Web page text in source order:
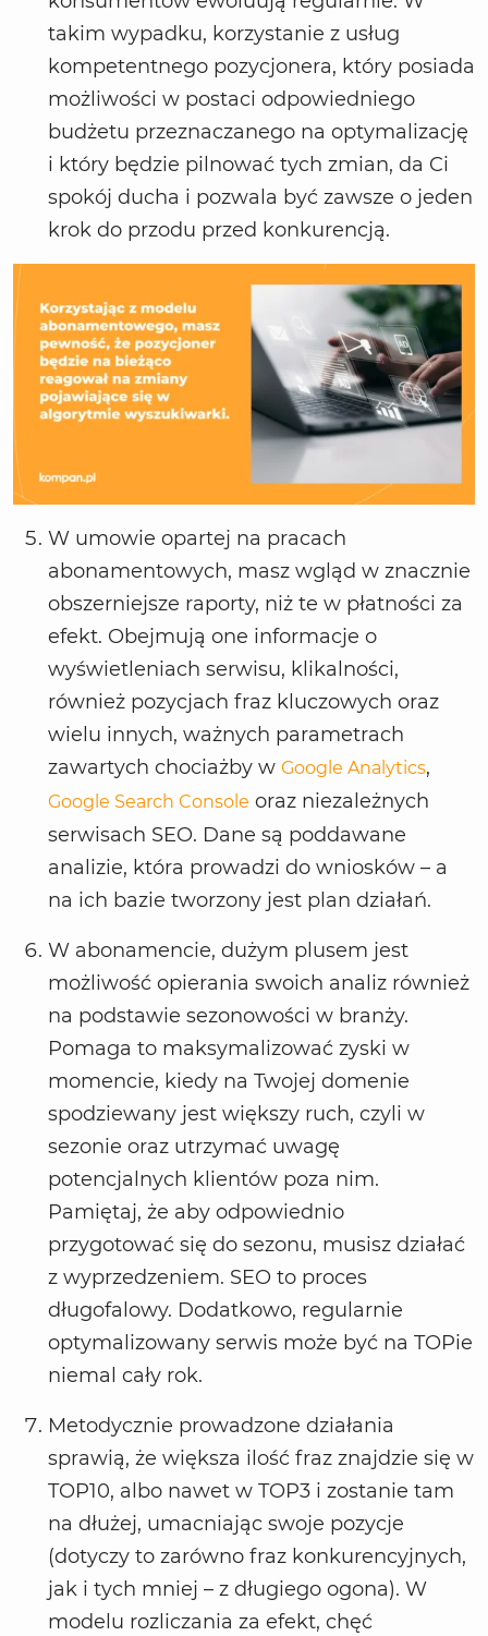
takim wypadku, korzystanie z usług
kompetentnego pozycjonera, który posiada
możliwości w postaci odpowiedniego
budżetu przeznaczanego na optymalizację
i który będzie pilnować tych zmian, da Ci
spokój ducha i pozwala być zawsze o jeden
krok do przodu przed konkurencją.
W umowie opartej na pracach
abonamentowych, masz wgląd w znacznie
obszerniejsze raporty, niż te w płatności za
efekt. Obejmują one informacje o
wyświetleniach serwisu, klikalności,
również pozycjach fraz kluczowych oraz
wielu innych, ważnych parametrach
zawartych chociażby w Google Analytics,
Google Search Console oraz niezależnych
serwisach SEO. Dane są poddawane
analizie, która prowadzi do wniosków – a
na ich bazie tworzony jest plan działań.
W abonamencie, dużym plusem jest
możliwość opierania swoich analiz również
na podstawie sezonowości w branży.
Pomaga to maksymalizować zyski w
momencie, kiedy na Twojej domenie
spodziewany jest większy ruch, czyli w
sezonie oraz utrzymać uwagę
potencjalnych klientów poza nim.
Pamiętaj, że aby odpowiednio
przygotować się do sezonu, musisz działać
z wyprzedzeniem. SEO to proces
długofalowy. Dodatkowo, regularnie
optymalizowany serwis może być na TOPie
niemal cały rok.
Metodycznie prowadzone działania
sprawią, że większa ilość fraz znajdzie się w
TOP10, albo nawet w TOP3 i zostanie tam
na dłużej, umacniając swoje pozycje
(dotyczy to zarówno fraz konkurencyjnych,
jak i tych mniej – z długiego ogona). W
modelu rozliczania za efekt, chęć